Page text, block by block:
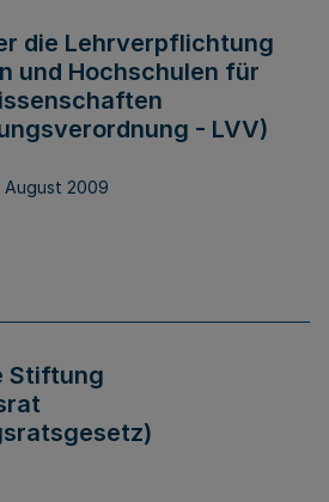
die Lehrverpflichtung
und Hochschulen für
- LVV)
August 2009
Stiftung